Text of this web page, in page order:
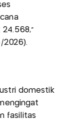
2026).
domestik
fasilitas